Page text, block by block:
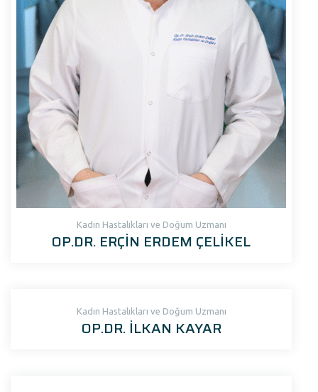
Kadın Hastalıkları ve Doğum Uzmanı
OP.DR. ERÇİN ERDEM ÇELİKEL
Kadın Hastalıkları ve Doğum Uzmanı
OP.DR. İLKAN KAYAR